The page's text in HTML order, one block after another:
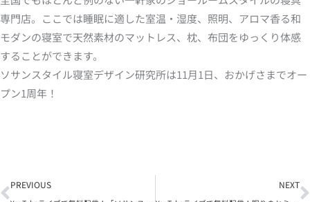
専門店。ここでは睡眠に適した室温・湿度、照明、アロマ香る和
モダンの寝室で天然素材のマットレス、枕、布団をゆっくり体感
することができます。
ソサンスタイル寝室デザイン研究所は11月1日、おかげさまでオー
プン1周年！
PREVIOUS NEXT